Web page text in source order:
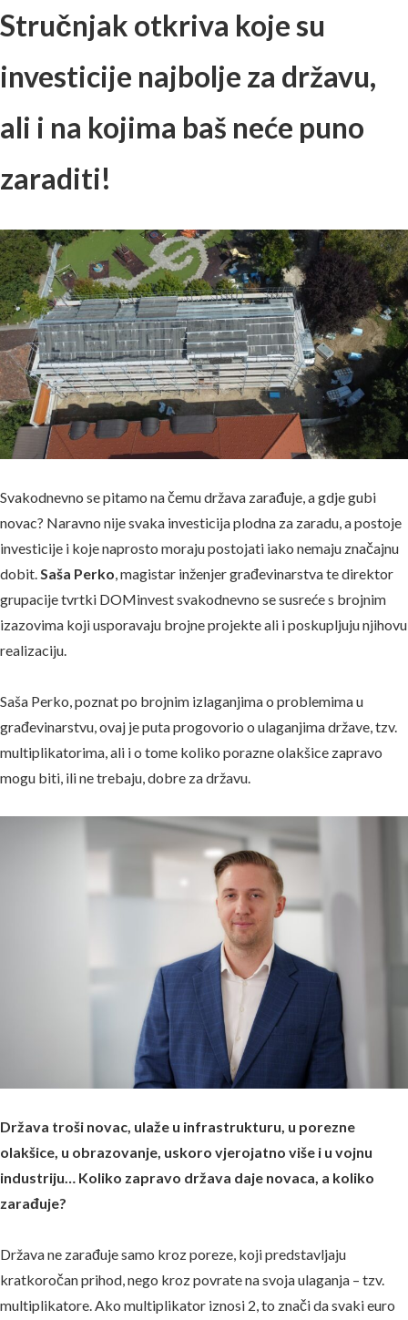
Stručnjak otkriva koje su
investicije najbolje za državu,
ali i na kojima baš neće puno
zaraditi!
Svakodnevno se pitamo na čemu država zarađuje, a gdje gubi
novac? Naravno nije svaka investicija plodna za zaradu, a postoje
investicije i koje naprosto moraju postojati iako nemaju značajnu
dobit.Saša Perko, magistar inženjer građevinarstva te direktor
grupacije tvrtki DOMinvest svakodnevno se susreće s brojnim
izazovima koji usporavaju brojne projekte ali i poskupljuju njihovu
realizaciju.
Saša Perko, poznat po brojnim izlaganjima o problemima u
građevinarstvu, ovaj je puta progovorio o ulaganjima države, tzv.
multiplikatorima, ali i o tome koliko porazne olakšice zapravo
mogu biti, ili ne trebaju, dobre za državu.
Država troši novac, ulaže u infrastrukturu, u porezne
olakšice, u obrazovanje, uskoro vjerojatno više i u vojnu
industriju… Koliko zapravo država daje novaca, a koliko
zarađuje?
Država ne zarađuje samo kroz poreze, koji predstavljaju
kratkoročan prihod, nego kroz povrate na svoja ulaganja – tzv.
multiplikatore. Ako multiplikator iznosi 2, to znači da svaki euro